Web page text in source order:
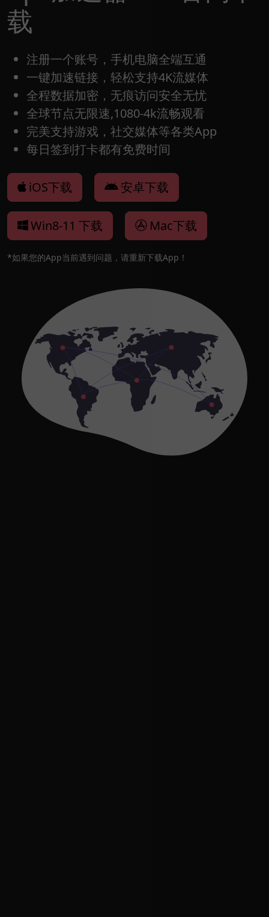
载
注册一个账号，手机电脑全端互通
一键加速链接，轻松支持4K流媒体
全程数据加密，无痕访问安全无忧
全球节点无限速,1080-4k流畅观看
完美支持游戏，社交媒体等各类App
每日签到打卡都有免费时间
iOS下载 安卓下载
Win8-11 下载 Mac下载
*如果您的App当前遇到问题，请重新下载App！